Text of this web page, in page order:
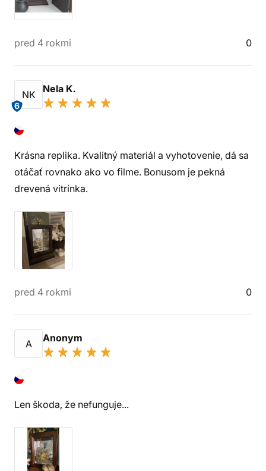
pred 4 rokmi 0
NK
6
Nela K.
Krásna replika. Kvalitný materiál a vyhotovenie, dá sa
otáčať rovnako ako vo filme. Bonusom je pekná
drevená vitrínka.
pred 4 rokmi 0
A Anonym
Len škoda, že nefunguje...